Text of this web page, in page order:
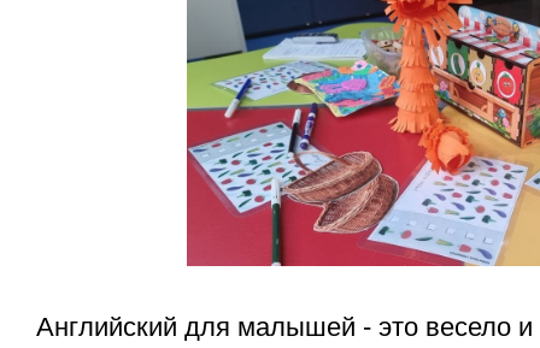
Английский для малышей - это весело